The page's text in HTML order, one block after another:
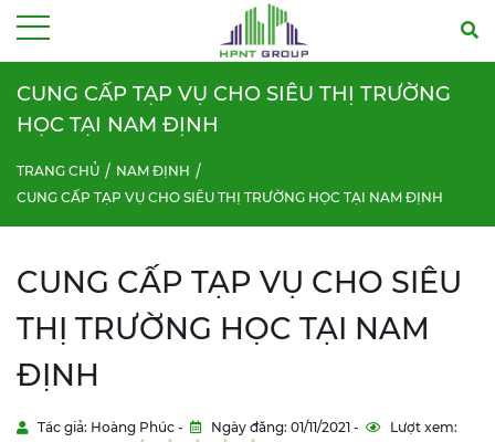
CUNG CẤP TẠP VỤ CHO SIÊU THỊ TRƯỜNG
HỌC TẠI NAM ĐỊNH
TRANG CHỦ
NAM ĐỊNH
CUNG CẤP TẠP VỤ CHO SIÊU THỊ TRƯỜNG HỌC TẠI NAM ĐỊNH
CUNG CẤP TẠP VỤ CHO SIÊU
THỊ TRƯỜNG HỌC TẠI NAM
ĐỊNH
Tác giả: Hoàng Phúc - Ngày đăng: 01/11/2021 -
Lượt xem: